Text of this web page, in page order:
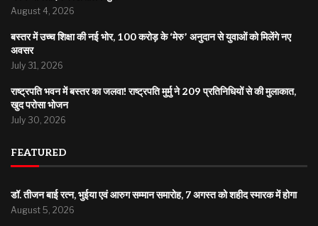
August 4, 2026
बस्तर में उच्च शिक्षा की नई भोर, 100 करोड़ के ‘मेरु’ अनुदान से युवाओं को मिलेंगे नए
अवसर
July 31, 2026
राष्ट्रपति भवन में बस्तर का जलवा! राष्ट्रपति मुर्मु ने 209 प्रतिनिधियों से की मुलाकात,
खुद परोसा भोजन
July 30, 2026
FEATURED
डॉ. तीजन बाई रत्न, भुईया एवं आरुग सम्मान समारोह, 7 अगस्त को शहीद स्मारक में होगा
August 5, 2026